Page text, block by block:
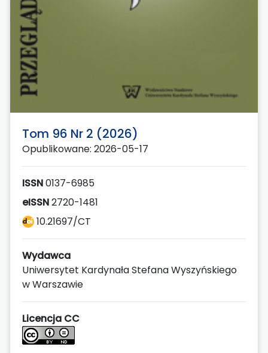
Tom 96 Nr 2 (2026)
Opublikowane: 2026-05-17
ISSN0137-6985
eISSN2720-1481
10.21697/CT
Wydawca
Uniwersytet Kardynała Stefana Wyszyńskiego
w Warszawie
Licencja CC